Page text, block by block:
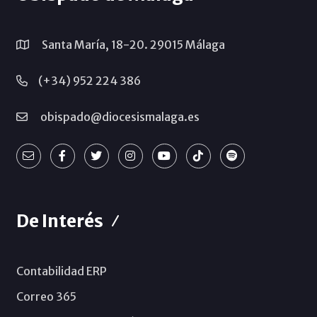
Santa María, 18-20. 29015 Málaga
(+34) 952 224 386
obispado@diocesismalaga.es
De Interés
Contabilidad ERP
Correo 365